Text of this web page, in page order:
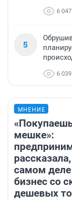
6 047
5
6 039
МНЕНИЕ
мешке»:
самом деле
бизнес со
дешевых